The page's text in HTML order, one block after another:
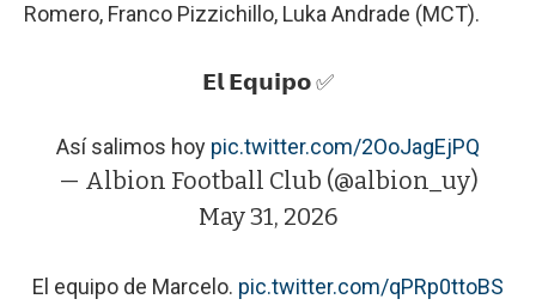
Romero, Franco Pizzichillo, Luka Andrade (MCT).
𝗘𝗹 𝗘𝗾𝘂𝗶𝗽𝗼 ✅
Así salimos hoy pic.twitter.com/2OoJagEjPQ
— Albion Football Club (@albion_uy)
May 31, 2026
El equipo de Marcelo. pic.twitter.com/qPRp0ttoBS